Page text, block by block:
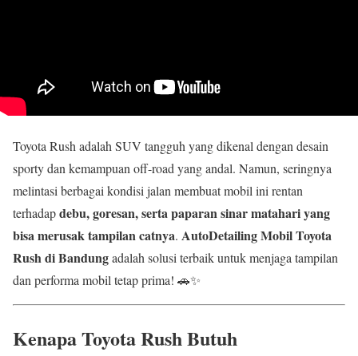
Toyota Rush adalah SUV tangguh yang dikenal dengan desain
sporty dan kemampuan off-road yang andal. Namun, seringnya
melintasi berbagai kondisi jalan membuat mobil ini rentan
terhadapdebu, goresan, serta paparan sinar matahari yang
bisa merusak tampilan catnya. AutoDetailing Mobil Toyota
Rush di Bandungadalah solusi terbaik untuk menjaga tampilan
dan performa mobil tetap prima! 🚗✨
Kenapa Toyota Rush Butuh